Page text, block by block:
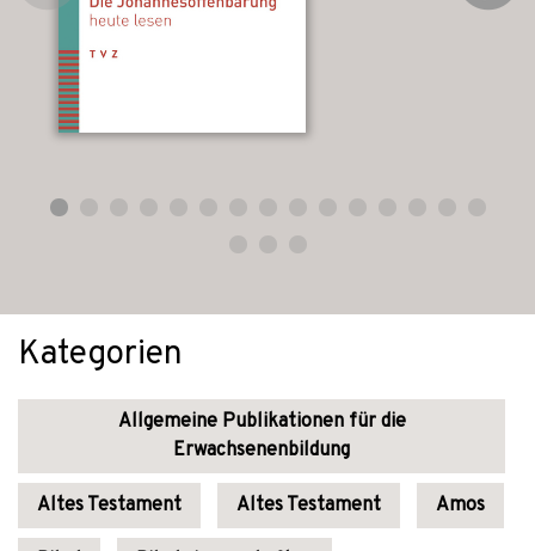
Kategorien
Allgemeine Publikationen für die
Erwachsenenbildung
Altes Testament Altes Testament Amos